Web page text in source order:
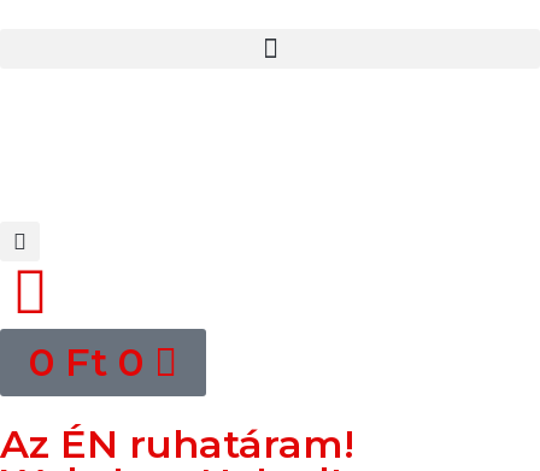
0 Ft 0
Az ÉN ruhatáram!